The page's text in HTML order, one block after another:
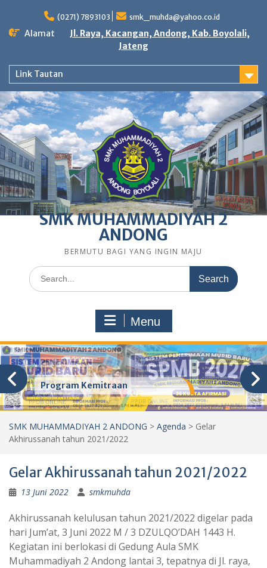
content
(0271) 7893103 smk_muhda@yahoo.co.id
Alamat
Jl. Raya, Kacangan, Andong, Kab. Boyolali,
Jateng
Link Tautan
SMK MUHAMMADIYAH 2
ANDONG
BERMUTU BAGI YANG INGIN MAJU
Search
for:
Menu
Program Kemitraan
SMK MUHAMMADIYAH 2 ANDONG > Agenda > Gelar
Akhirussanah tahun 2021/2022
Gelar Akhirussanah tahun 2021/2022
13 Juni 2022 smkmuhda
Akhirussanah kelulusan tahun 2021/2022 digelar pada
hari Jum’at, 3 Juni 2022 M / 3 DZULQO’DAH 1443 H.
Kegiatan ini berlokasi di Gedung Aula SMK
Muhammadiyah 2 Andong lantai 3, tepatnya di Jl. raya,